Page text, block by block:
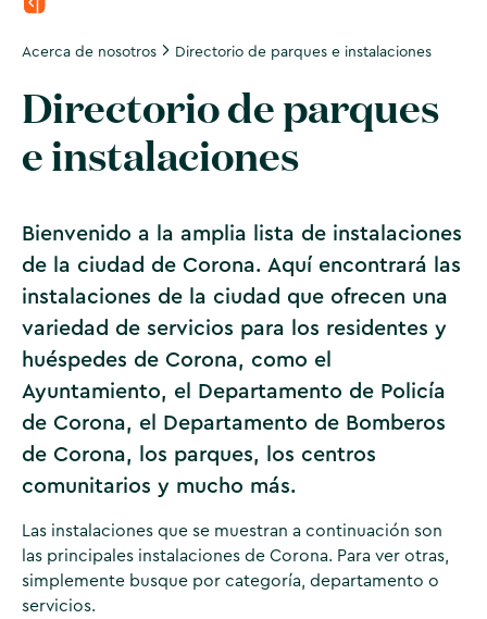
Acerca de nosotros Directorio de parques e instalaciones
Directorio de parques
e instalaciones
Bienvenido a la amplia lista de instalaciones
de la ciudad de Corona. Aquí encontrará las
instalaciones de la ciudad que ofrecen una
variedad de servicios para los residentes y
huéspedes de Corona, como el
Ayuntamiento, el Departamento de Policía
de Corona, el Departamento de Bomberos
de Corona, los parques, los centros
comunitarios y mucho más.
Las instalaciones que se muestran a continuación son
las principales instalaciones de Corona. Para ver otras,
simplemente busque por categoría, departamento o
servicios.